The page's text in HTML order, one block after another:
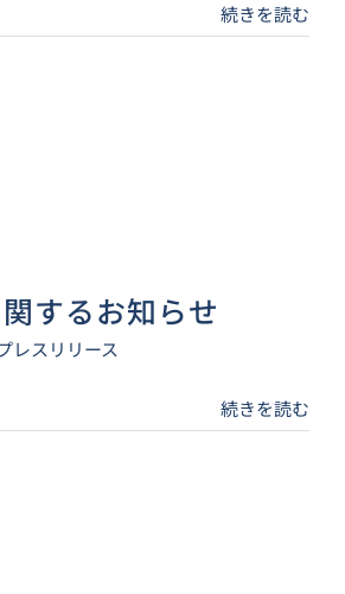
続きを読む
するお知らせ
レスリリース
続きを読む